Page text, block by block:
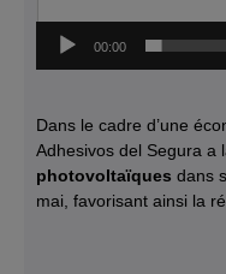
00:00
Dans le cadre d’une
Adhesivos del Segura a
photovoltaïques dans
mai, favorisant ainsi la